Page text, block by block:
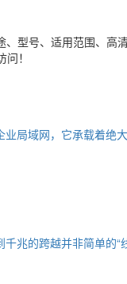
型号、适用范围、高
！
局域网，它承载着
的跨越并非简单的